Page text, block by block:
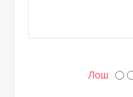
Лош